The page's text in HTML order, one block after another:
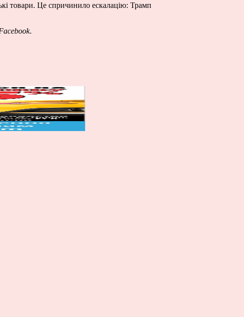
товари. Це спричинило ескалацію: Трамп
.